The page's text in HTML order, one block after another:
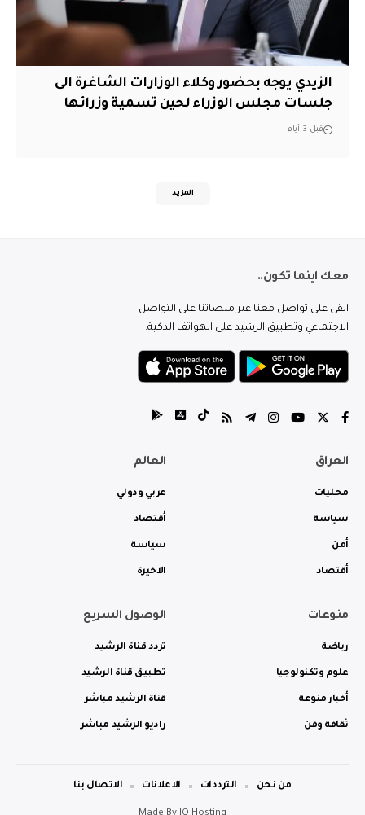
الزيدي يوجه بحضور وكلاء الوزارات الشاغرة الى
جلسات مجلس الوزراء لحين تسمية وزرائها
قبل 3 أيام
المزيد
معك اينما تكون..
ابقى على تواصل معنا عبر منصاتنا على التواصل
الاجتماعي وتطبيق الرشيد على الهواتف الذكية.
العراق
محليات
سياسة
أمن
أقتصاد
العالم
عربي ودولي
أقتصاد
سياسة
الاخيرة
منوعات
رياضة
علوم وتكنولوجيا
أخبار منوعة
ثقافة وفن
الوصول السريع
تردد قناة الرشيد
تطبيق قناة الرشيد
قناة الرشيد مباشر
راديو الرشيد مباشر
من نحن الترددات الاعلانات الاتصال بنا